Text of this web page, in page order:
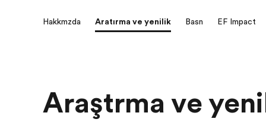
EF'e hoş geldiniz
Tüm
Hakkımızda Araştırma ve yenilik Basın EF Impact
Araştırma ve